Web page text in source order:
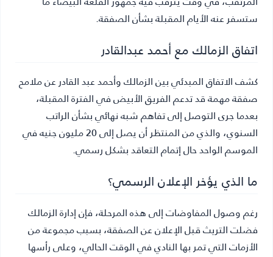
ستسفر عنه الأيام المقبلة بشأن الصفقة.
اتفاق الزمالك مع أحمد عبدالقادر
كشف الاتفاق المبدئي بين الزمالك وأحمد عبد القادر عن ملامح
صفقة مهمة قد تدعم الفريق الأبيض في الفترة المقبلة،
بعدما جرى التوصل إلى تفاهم شبه نهائي بشأن الراتب
السنوي، والذي من المنتظر أن يصل إلى 20 مليون جنيه في
الموسم الواحد حال إتمام التعاقد بشكل رسمي.
ما الذي يؤخر الإعلان الرسمي؟
رغم وصول المفاوضات إلى هذه المرحلة، فإن إدارة الزمالك
فضلت التريث قبل الإعلان عن الصفقة، بسبب مجموعة من
الأزمات التي تمر بها النادي في الوقت الحالي، وعلى رأسها